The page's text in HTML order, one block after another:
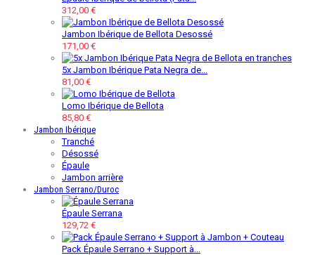
312,00 €
Jambon Ibérique de Bellota Desossé
171,00 €
5x Jambon Ibérique Pata Negra de...
81,00 €
Lomo Ibérique de Bellota
85,80 €
Jambon Ibérique
Tranché
Désossé
Épaule
Jambon arrière
Jambon Serrano/Duroc
Épaule Serrana
129,72 €
Pack Épaule Serrano + Support à...